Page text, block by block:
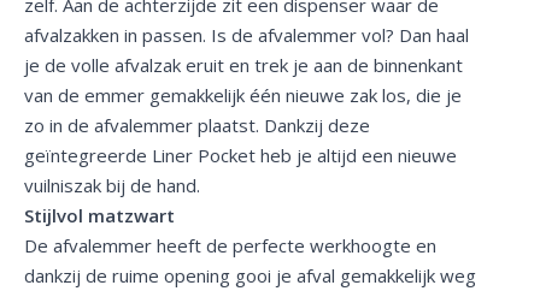
afvalzakken in passen. Is de afvalemmer vol? Dan haal
je de volle afvalzak eruit en trek je aan de binnenkant
van de emmer gemakkelijk één nieuwe zak los, die je
zo in de afvalemmer plaatst. Dankzij deze
geïntegreerde Liner Pocket heb je altijd een nieuwe
vuilniszak bij de hand.
Stijlvol matzwart
De afvalemmer heeft de perfecte werkhoogte en
dankzij de ruime opening gooi je afval gemakkelijk weg